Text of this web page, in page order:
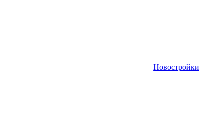
Новостройки